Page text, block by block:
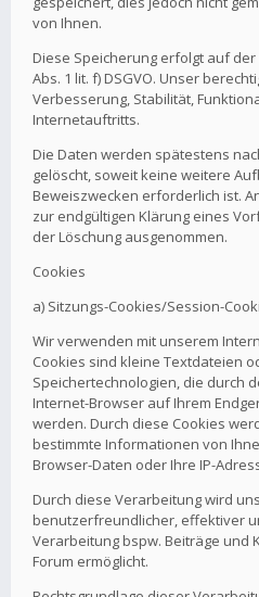
von Ihnen.
Diese Speicherung erfolgt auf
Abs. 1 lit. f) DSGVO. Unser
Verbesserung, Stabilität,
Internetauftritts.
Die Daten werden spätestens
gelöscht, soweit keine weitere
Beweiszwecken erforderlich ist.
zur endgültigen Klärung eines
der Löschung ausgenommen.
Cookies
a) Sitzungs-Cookies/Session-
Wir verwenden mit unserem
Cookies sind kleine Textdateien
Speichertechnologien, die durch
Internet-Browser auf Ihrem
werden. Durch diese Cookies
bestimmte Informationen von
Browser-Daten oder Ihre IP-
Durch diese Verarbeitung wird
benutzerfreundlicher, effektiver
Verarbeitung bspw. Beiträge und
Forum ermöglicht.